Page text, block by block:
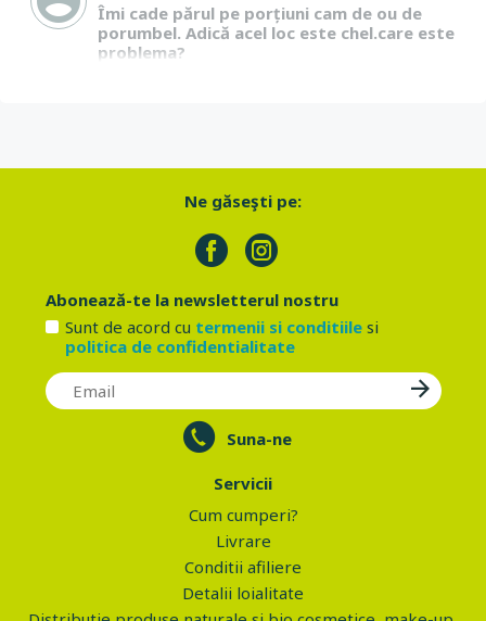
Îmi cade părul pe porțiuni cam de ou de
porumbel. Adică acel loc este chel.care este
problema?
Ne găseşti pe:
Abonează-te la newsletterul nostru
Sunt de acord cu termenii si conditiilesi
politica de confidentialitate
Suna-ne
Servicii
Cum cumperi?
Livrare
Conditii afiliere
Detalii loialitate